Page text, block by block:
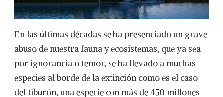
TIBURÓN
DE
EXTINCIÓN
EL
CARIBE
En las últimas décadas se ha presenciado un grave
abuso de nuestra fauna y ecosistemas, que ya sea
por ignorancia o temor, se ha llevado a muchas
especies al borde de la extinción como es el caso
del tiburón, una especie con más de 450 millones